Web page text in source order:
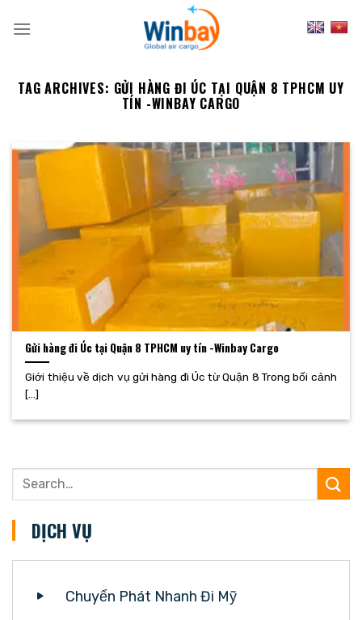
TAG ARCHIVES: GỬI HÀNG ĐI ÚC TẠI QUẬN 8 TPHCM UY
TÍN -WINBAY CARGO
Gửi hàng đi Úc tại Quận 8 TPHCM uy tín -Winbay Cargo
Giới thiệu về dịch vụ gửi hàng đi Úc từ Quận 8 Trong bối cảnh
[...]
DỊCH VỤ
Chuyển Phát Nhanh Đi Mỹ